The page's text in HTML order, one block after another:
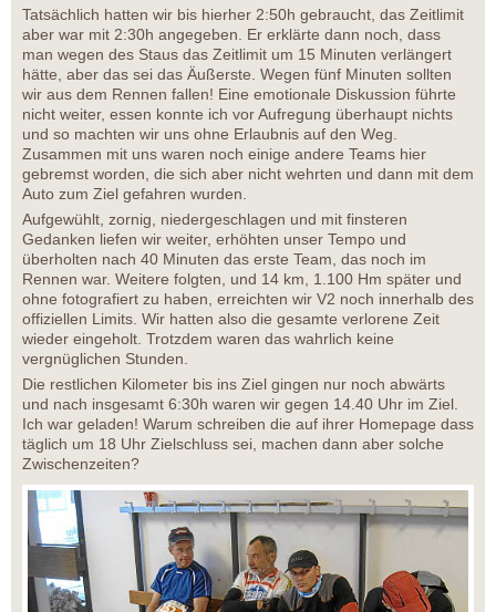
Tatsächlich hatten wir bis hierher 2:50h gebraucht, das Zeitlimit
aber war mit 2:30h angegeben. Er erklärte dann noch, dass
man wegen des Staus das Zeitlimit um 15 Minuten verlängert
hätte, aber das sei das Äußerste. Wegen fünf Minuten sollten
wir aus dem Rennen fallen! Eine emotionale Diskussion führte
nicht weiter, essen konnte ich vor Aufregung überhaupt nichts
und so machten wir uns ohne Erlaubnis auf den Weg.
Zusammen mit uns waren noch einige andere Teams hier
gebremst worden, die sich aber nicht wehrten und dann mit dem
Auto zum Ziel gefahren wurden.
Aufgewühlt, zornig, niedergeschlagen und mit finsteren
Gedanken liefen wir weiter, erhöhten unser Tempo und
überholten nach 40 Minuten das erste Team, das noch im
Rennen war. Weitere folgten, und 14 km, 1.100 Hm später und
ohne fotografiert zu haben, erreichten wir V2 noch innerhalb des
offiziellen Limits. Wir hatten also die gesamte verlorene Zeit
wieder eingeholt. Trotzdem waren das wahrlich keine
vergnüglichen Stunden.
Die restlichen Kilometer bis ins Ziel gingen nur noch abwärts
und nach insgesamt 6:30h waren wir gegen 14.40 Uhr im Ziel.
Ich war geladen! Warum schreiben die auf ihrer Homepage dass
täglich um 18 Uhr Zielschluss sei, machen dann aber solche
Zwischenzeiten?